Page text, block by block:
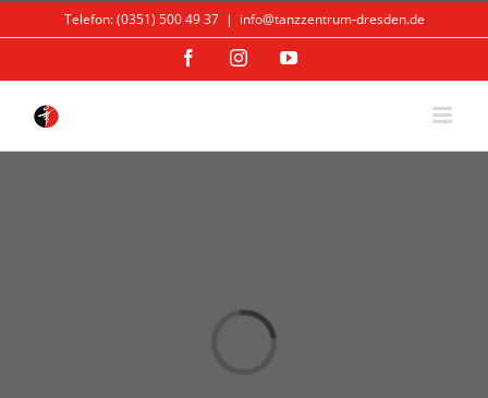
to
Telefon: (0351) 500 49 37 | info@tanzzentrum-dresden.de
FacebookInstagramYouTube